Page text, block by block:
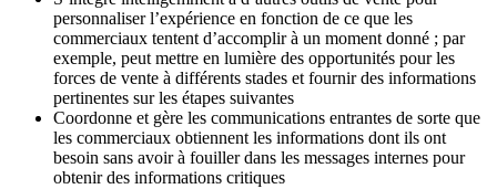
personnaliser l’expérience en fonction de ce que les
commerciaux tentent d’accomplir à un moment donné ; par
exemple, peut mettre en lumière des opportunités pour les
forces de vente à différents stades et fournir des informations
pertinentes sur les étapes suivantes
Coordonne et gère les communications entrantes de sorte que
les commerciaux obtiennent les informations dont ils ont
besoin sans avoir à fouiller dans les messages internes pour
obtenir des informations critiques